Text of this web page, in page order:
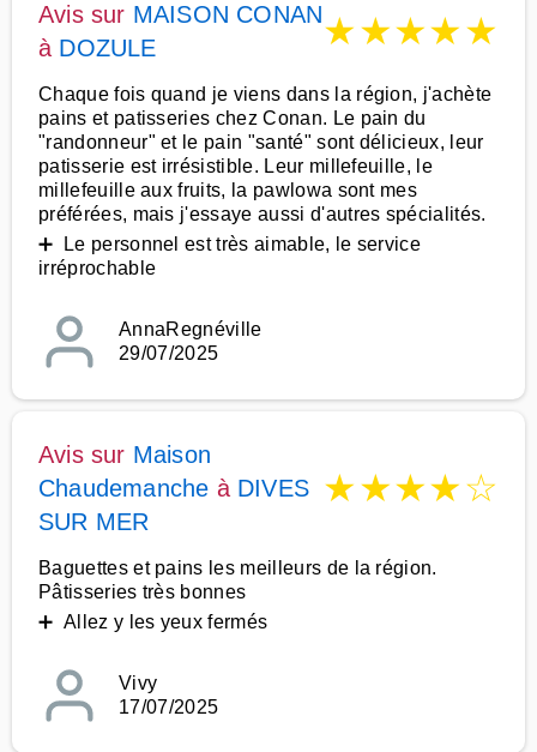
Avis sur MAISON CONAN
à DOZULE ★★★★★
Chaque fois quand je viens dans la région, j'achète
pains et patisseries chez Conan. Le pain du
"randonneur" et le pain "santé" sont délicieux, leur
patisserie est irrésistible. Leur millefeuille, le
millefeuille aux fruits, la pawlowa sont mes
préférées, mais j'essaye aussi d'autres spécialités.
➕ Le personnel est très aimable, le service
irréprochable
AnnaRegnéville
29/07/2025
Avis sur Maison
Chaudemanche à DIVES
SUR MER
★★★★☆
Baguettes et pains les meilleurs de la région.
Pâtisseries très bonnes
➕ Allez y les yeux fermés
Vivy
17/07/2025